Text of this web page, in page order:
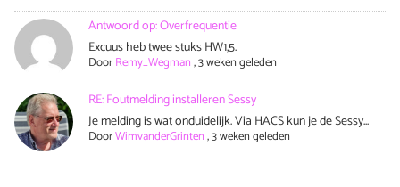
Antwoord op: Overfrequentie
Excuus heb twee stuks HW1,5.
DoorRemy_Wegman,3 weken geleden
RE: Foutmelding installeren Sessy
Je melding is wat onduidelijk. Via HACS kun je de Sessy...
DoorWimvanderGrinten,3 weken geleden